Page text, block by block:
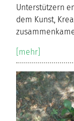
Unterstützern
dem Kunst,
[mehr]